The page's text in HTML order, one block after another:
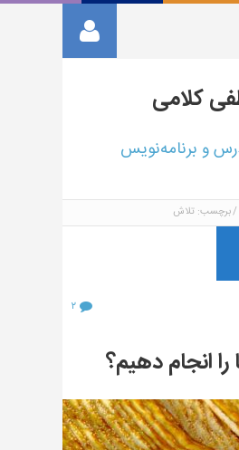
کلامی
و برنامه‌نویس
برچسب: تلاش
۲
انجام دهیم؟